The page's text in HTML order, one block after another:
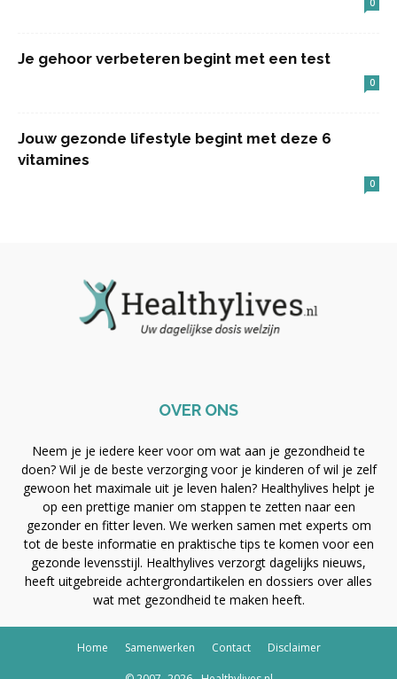
0
Je gehoor verbeteren begint met een test
0
Jouw gezonde lifestyle begint met deze 6
vitamines
0
OVER ONS
Neem je je iedere keer voor om wat aan je gezondheid te
doen? Wil je de beste verzorging voor je kinderen of wil je zelf
gewoon het maximale uit je leven halen? Healthylives helpt je
op een prettige manier om stappen te zetten naar een
gezonder en fitter leven. We werken samen met experts om
tot de beste informatie en praktische tips te komen voor een
gezonde levensstijl. Healthylives verzorgt dagelijks nieuws,
heeft uitgebreide achtergrondartikelen en dossiers over alles
wat met gezondheid te maken heeft.
Home Samenwerken Contact Disclaimer